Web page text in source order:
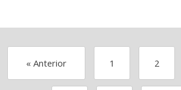
« Anterior 1 2